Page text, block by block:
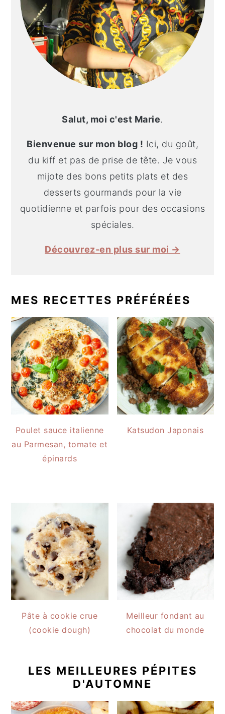
Salut, moi c'est Marie.
Bienvenue sur mon blog ! Ici, du goût,
du kiff et pas de prise de tête. Je vous
mijote des bons petits plats et des
desserts gourmands pour la vie
quotidienne et parfois pour des occasions
spéciales.
Découvrez-en plus sur moi →
MES RECETTES PRÉFÉRÉES
Poulet sauce italienne
au Parmesan, tomate et
épinards
Katsudon Japonais
Pâte à cookie crue
(cookie dough)
Meilleur fondant au
chocolat du monde
LES MEILLEURES PÉPITES
D'AUTOMNE